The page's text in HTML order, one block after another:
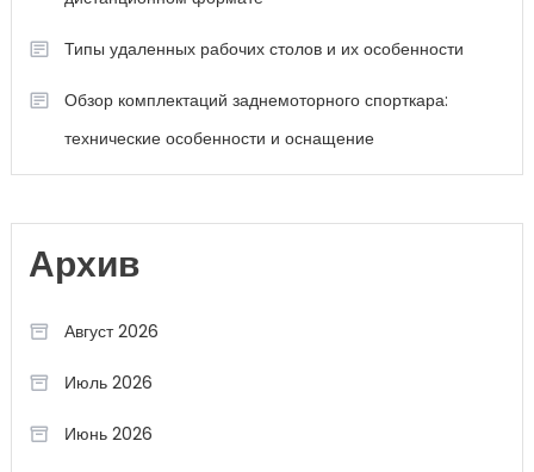
Типы удаленных рабочих столов и их особенности
Обзор комплектаций заднемоторного спорткара:
технические особенности и оснащение
Архив
Август 2026
Июль 2026
Июнь 2026